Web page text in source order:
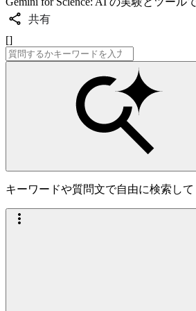
共有
[]
キーワードや質問文で自由に検索し